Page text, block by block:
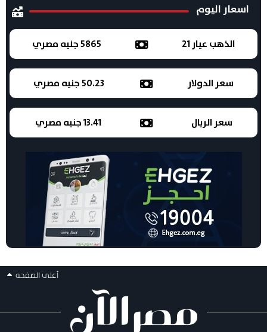
اسعار اليوم
الذهب عيار 21 5865 جنيه مصري
سعر الدولار 50.23 جنيه مصري
سعر الريال 13.41 جنيه مصري
أعلى الصفحه